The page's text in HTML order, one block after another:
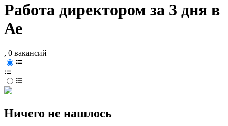
Работа директором за 3 дня в
Ае
, 0 вакансий
Ничего не нашлось